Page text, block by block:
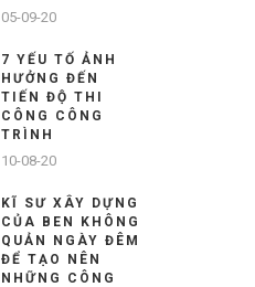
05-09-20
7 YẾU TỐ ẢNH
HƯỞNG ĐẾN
TIẾN ĐỘ THI
CÔNG CÔNG
TRÌNH
10-08-20
KĨ SƯ XÂY DỰNG
CỦA BEN KHÔNG
QUẢN NGÀY ĐÊM
ĐỂ TẠO NÊN
NHỮNG CÔNG